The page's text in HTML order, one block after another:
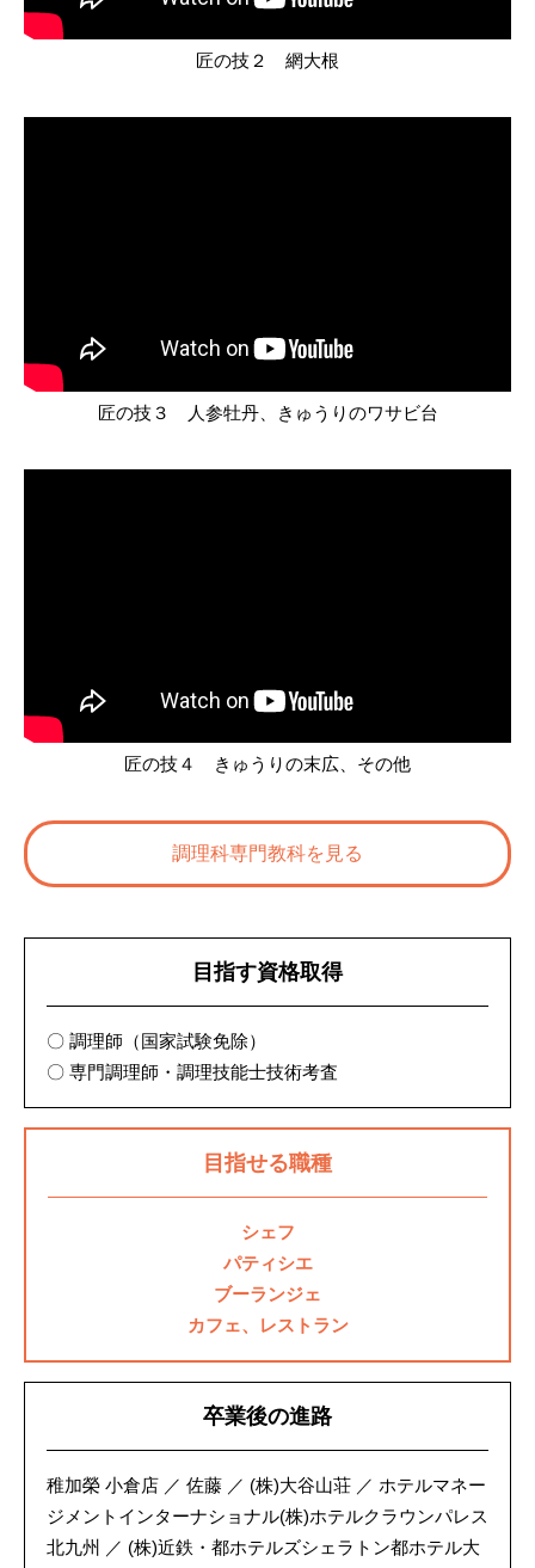
匠の技２ 網大根
匠の技３ 人参牡丹、きゅうりのワサビ台
匠の技４ きゅうりの末広、その他
調理科専門教科を見る
目指す資格取得
調理師（国家試験免除）
専門調理師・調理技能士技術考査
目指せる職種
シェフ
パティシエ
ブーランジェ
カフェ、レストラン
卒業後の進路
稚加榮 小倉店 ／ 佐藤 ／ (株)大谷山荘 ／ ホテルマネー
ジメントインターナショナル(株)ホテルクラウンパレス
北九州 ／ (株)近鉄・都ホテルズシェラトン都ホテル大